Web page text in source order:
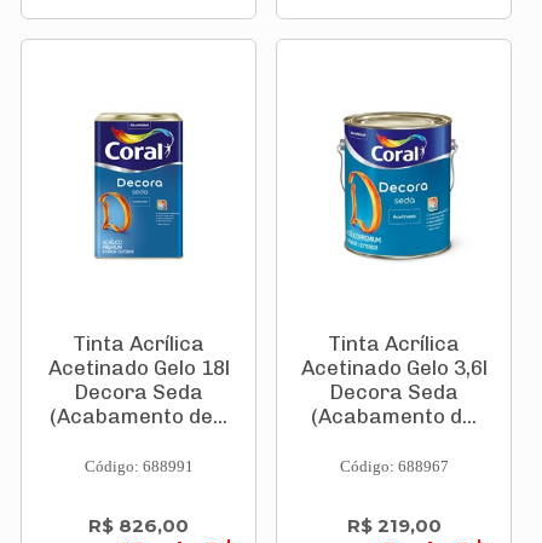
Tinta Acrílica
Acetinado Gelo 18l
Decora Seda
(Acabamento de...
Código: 688991
R$ 826,00
Tinta Acrílica
Acetinado Gelo 3,6l
Decora Seda
(Acabamento d...
Código: 688967
R$ 219,00